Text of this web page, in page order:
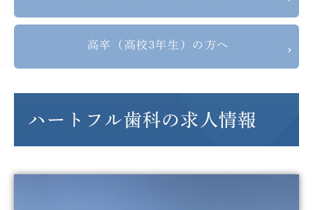
高卒（高校3年生）の方へ
ハートフル歯科の求人情報